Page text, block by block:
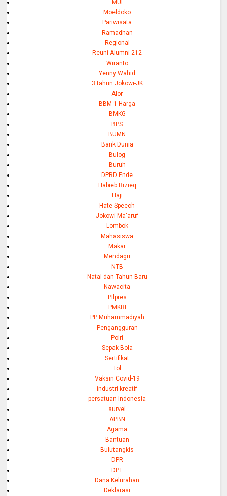
MUI
Moeldoko
Pariwisata
Ramadhan
Regional
Reuni Alumni 212
Wiranto
Yenny Wahid
3 tahun Jokowi-JK
Alor
BBM 1 Harga
BMKG
BPS
BUMN
Bank Dunia
Bulog
Buruh
DPRD Ende
Habieb Rizieq
Haji
Hate Speech
Jokowi-Ma'aruf
Lombok
Mahasiswa
Makar
Mendagri
NTB
Natal dan Tahun Baru
Nawacita
PIlpres
PMKRI
PP Muhammadiyah
Pengangguran
Polri
Sepak Bola
Sertifikat
Tol
Vaksin Covid-19
industri kreatif
persatuan Indonesia
survei
APBN
Agama
Bantuan
Bulutangkis
DPR
DPT
Dana Kelurahan
Deklarasi